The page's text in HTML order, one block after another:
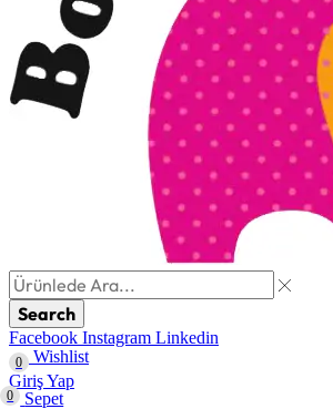
Search
Facebook Instagram Linkedin
0
Wishlist
Giriş Yap
0 Sepet